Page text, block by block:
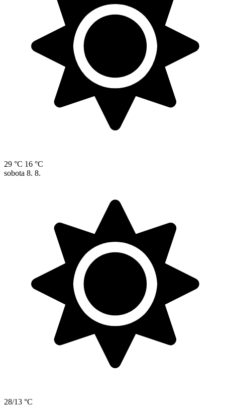
29 °C 16 °C
sobota 8. 8.
28/13 °C